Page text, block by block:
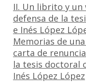
II. Un librito y un
defensa de la
e Inés López
Memorias de
carta de
la tesis doctoral
Inés López López